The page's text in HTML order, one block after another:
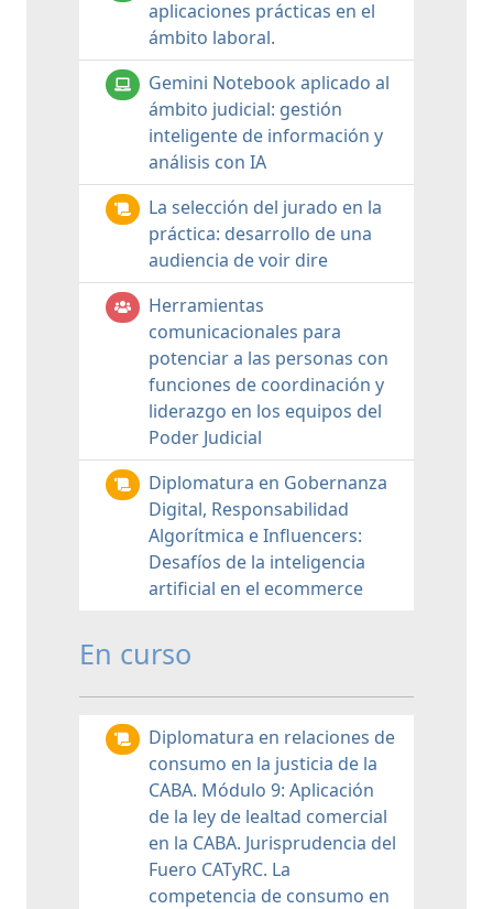
aplicaciones prácticas en el
ámbito laboral.
Gemini Notebook aplicado al
ámbito judicial: gestión
inteligente de información y
análisis con IA
La selección del jurado en la
práctica: desarrollo de una
audiencia de voir dire
Herramientas
comunicacionales para
potenciar a las personas con
funciones de coordinación y
liderazgo en los equipos del
Poder Judicial
Diplomatura en Gobernanza
Digital, Responsabilidad
Algorítmica e Influencers:
Desafíos de la inteligencia
artificial en el ecommerce
En curso
Diplomatura en relaciones de
consumo en la justicia de la
CABA. Módulo 9: Aplicación
de la ley de lealtad comercial
en la CABA. Jurisprudencia del
Fuero CATyRC. La
competencia de consumo en